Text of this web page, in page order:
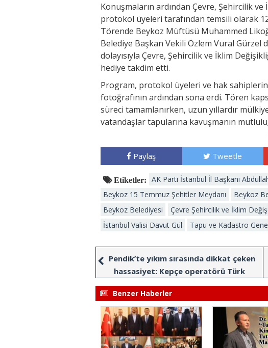
Konuşmaların ardından Çevre, Şehircilik
protokol üyeleri tarafından temsili olarak
Törende Beykoz Müftüsü Muhammed
Belediye Başkan Vekili Özlem Vural Gürzel
dolayısıyla Çevre, Şehircilik ve İklim
hediye takdim etti.
Program, protokol üyeleri ve hak
fotoğrafının ardından sona erdi. Tören
süreci tamamlanırken, uzun yıllardır
vatandaşlar tapularına kavuşmanın
Paylaş Tweetle
Etiketler:
AK Parti İstanbul İl Başkanı
Beykoz 15 Temmuz Şehitler Meydanı
Beykoz
Beykoz Belediyesi
Çevre Şehircilik ve İklim
İstanbul Valisi Davut Gül
Tapu ve Kadastro
Pendik’te yıkım sırasında dikkat çeken
hassasiyet: Kepçe operatörü Türk
Bayrağı için çalışmayı durdurdu
Benzer Haberler